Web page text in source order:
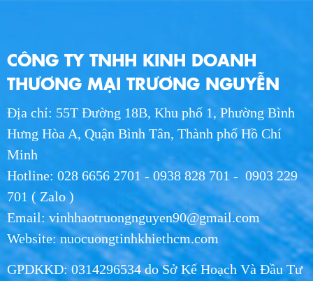
Hàng Nhanh Chóng
Giao Nước Hikari Tận Nơi HCM - Dịch Vụ
Nhanh Chóng, Giá Tốt 2026
Nước Uống Hikari Chính Hãng - Uy Tín, Chất
Lượng, Giao Nhanh
WED 07, 2026
Phân Phối Nước Hikari Khu Công Nghiệp
Long An | Giá Sỉ 2026
CÔNG TY TNHH KINH DOANH
THƯƠNG MẠI TRƯƠNG NGUYỄN
Địa chỉ: 55T Đường 18B, Khu phố 1, Phường Bình
Hưng Hòa A, Quận Bình Tân, Thành phố Hồ Chí
Minh
Hotline: 028 6656 2701 - 0938 828 701 - 0903 229
701 ( Zalo )
Email: vinhhaotruongnguyen90@gmail.com
Website: nuocuongtinhkhiethcm.com
GPDKKD: 0314296534 do Sở Kế Hoạch Và Đầu Tư